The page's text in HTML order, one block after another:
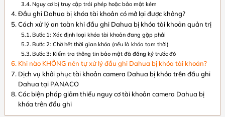
Nguy cơ bị truy cập trái phép hoặc bảo mật kém
Đầu ghi Dahua bị khóa tài khoản có mở lại được không?
Cách xử lý an toàn khi đầu ghi Dahua bị khóa tài khoản quản trị
Bước 1: Xác định loại khóa tài khoản đang gặp phải
Bước 2: Chờ hết thời gian khóa (nếu là khóa tạm thời)
Bước 3: Kiểm tra thông tin bảo mật đã đăng ký trước đó
Khi nào KHÔNG nên tự xử lý đầu ghi Dahua bị khóa tài khoản?
Dịch vụ khôi phục tài khoản camera Dahua bị khóa trên đầu ghi
Dahua tại PANACO
Các biện pháp giảm thiểu nguy cơ tài khoản camera Dahua bị
khóa trên đầu ghi